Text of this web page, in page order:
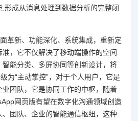
形成从消息处理到数据分析的完整闭
革新、功能深化、系统集成，重新定
，它不仅解决了移动端操作的空间
智能分类、多屏协同等创新设计，将
为“主动掌控”，对于个人用户，它是
团队，它是协同工作的中枢，随着
网页版有望在数字化沟通领域创造
团队、企业的智能通信枢纽，这种